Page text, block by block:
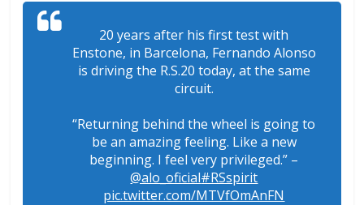
20 years after his first test with
Enstone, in Barcelona, Fernando Alonso
is driving the R.S.20 today, at the same
circuit.
“Returning behind the wheel is going to
be an amazing feeling. Like a new
beginning. I feel very privileged.” –
@alo_oficial#RSspirit
pic.twitter.com/MTVfOmAnFN